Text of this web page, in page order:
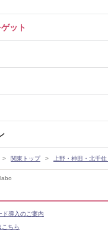
ット
関東トップ 上野・神田・北千
導入のご案内
こちら